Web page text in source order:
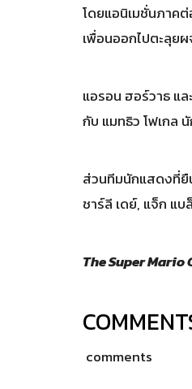
โดยแอนิเมชั่นภาคต่
เพื่อนออกไปตะลุย
แอรอน ฮอร์วาธ แ
กับ แมทธิว โฟเกล
ส่วนทีมนักแสดงที่ยื
ชาร์ลี เดย์, แจ็ก แบ
The Super Mario
comments